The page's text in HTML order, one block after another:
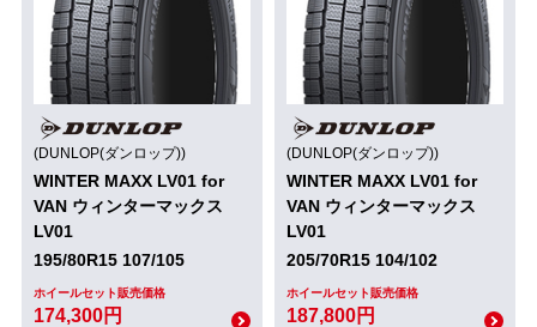
(DUNLOP(ダンロップ))
WINTER MAXX LV01 for
VAN ウィンターマックス
LV01
195/80R15 107/105
ホイールセット販売価格
174,300円
(DUNLOP(ダンロップ))
WINTER MAXX LV01 for
VAN ウィンターマックス
LV01
205/70R15 104/102
ホイールセット販売価格
187,800円